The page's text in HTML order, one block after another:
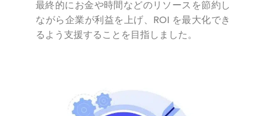
最終的にお金や時間などのリソースを節約し
ながら企業が利益を上げ、ROI を最大化でき
るよう支援することを目指しました。